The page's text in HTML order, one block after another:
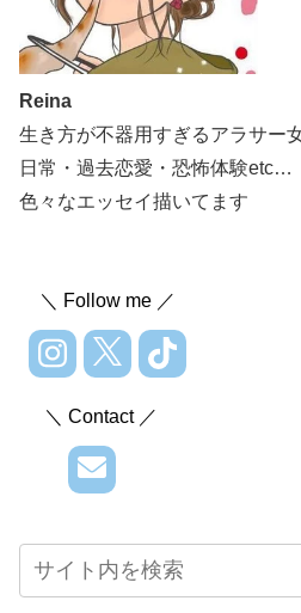
Reina
生き方が不器用すぎるアラサー
日常・過去恋愛・恐怖体験etc…
色々なエッセイ描いてます
＼ Follow me ／
＼ Contact ／